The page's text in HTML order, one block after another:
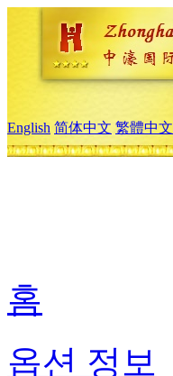
English 简体中文 繁體中文
홈
옵션 정보